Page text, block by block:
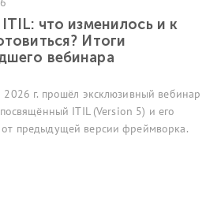
изменилось и к
Итоги
эксклюзивный вебинар
ITIL (Version 5) и его
версии фреймворка.